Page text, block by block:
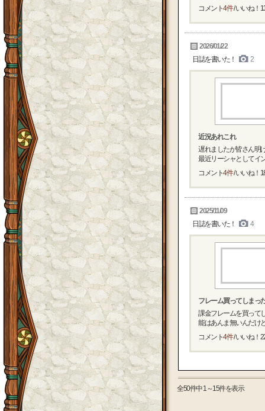
コメント4件/ いいね！
2026/01/22
日誌を書いた！
2
近況あれこ
遅れましたが皆さん明
最近リーシャとしてイ
コメント4件/ いいね！
2025/11/09
日誌を書いた！
4
フレーム買ってしまっ
課金フレームを買って
能はあんま無いんだけ
コメント4件/ いいね！
全50件中 1～15件を表示